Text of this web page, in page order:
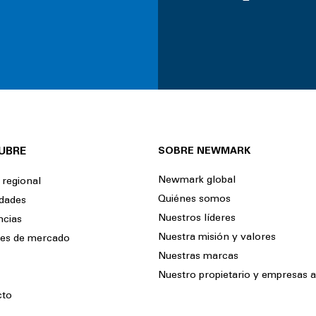
regional
de mercado
SOBRE NEWMARK
Newmark global
Quiénes somos
Nuestros líderes
Nuestra misión y valores
Nuestras marcas
Nuestro propietario y empresas